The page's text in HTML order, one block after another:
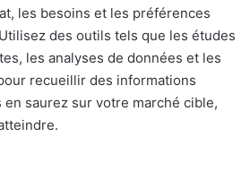
les besoins et les préférences
des outils tels que les études
les analyses de données et les
recueillir des informations
saurez sur votre marché cible,